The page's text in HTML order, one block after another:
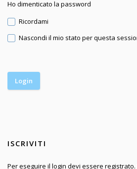
Ho dimenticato la password
Ricordami
Nascondi il mio stato per questa
ISCRIVITI
Per eseguire il login devi essere